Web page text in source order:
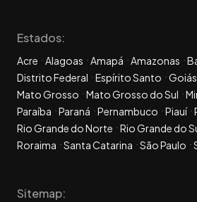
Estados:
Acre Alagoas Amapá Amazonas
Distrito Federal
Espírito Santo Goiás
Mato Grosso
Mato Grosso do Sul
Paraíba
Paraná Pernambuco Piauí
Rio Grande do Norte
Rio Grande do
Roraima
Santa Catarina São Paulo
Sitemap: